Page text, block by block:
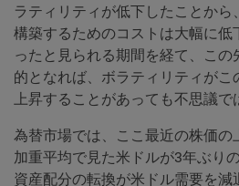
ラティリティが低下したことから
構築するためのコストは大幅に低
ったと見られる期間を経て、こ
的となれば、ボラティリティがこ
上昇することがあっても不思議で
為替市場では、ここ最近の株価の
加重平均で見た米ドルが3年ぶり
資産配分の転換が米ドル需要を減